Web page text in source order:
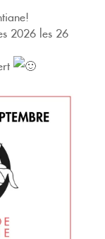
2026 les 26